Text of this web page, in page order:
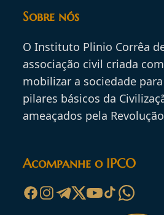
Sobre nós
O Instituto Plinio Corrêa
associação civil criada
mobilizar a sociedade
pilares básicos da
ameaçados pela
Acompanhe o IPCO